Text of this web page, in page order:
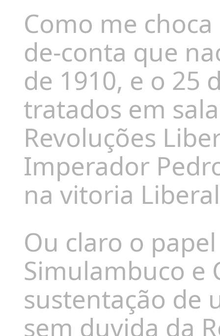
Como me
de-conta que
de 1910, e o 25
tratados em
Revoluções
Imperador
na vitoria
Ou claro o
Simulambuco e
sustentação de